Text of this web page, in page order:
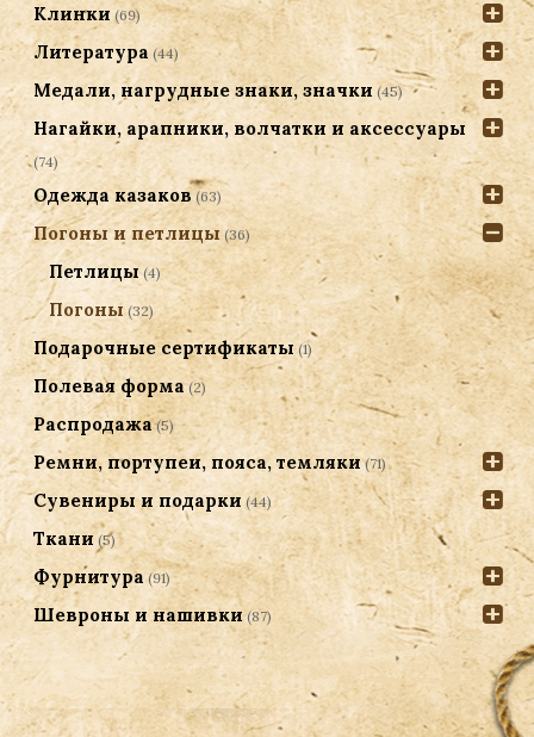
Клинки (69)
Литература (44)
Медали, нагрудные знаки, значки (45)
Нагайки, арапники, волчатки и аксессуары
(74)
Одежда казаков (63)
Погоны и петлицы (36)
Петлицы (4)
Погоны (32)
Подарочные сертификаты (1)
Полевая форма (2)
Распродажа (5)
Ремни, портупеи, пояса, темляки (71)
Сувениры и подарки (44)
Ткани (5)
Фурнитура (91)
Шевроны и нашивки (87)